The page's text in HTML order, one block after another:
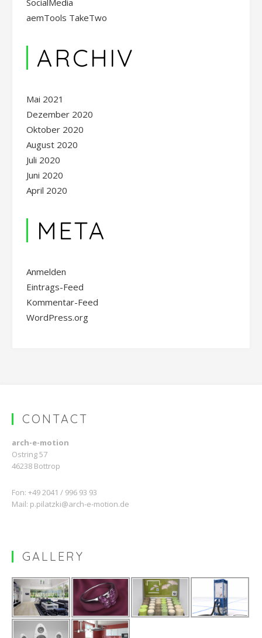
aemTools TakeTwo
ARCHIV
Mai 2021
Dezember 2020
Oktober 2020
August 2020
Juli 2020
Juni 2020
April 2020
META
Anmelden
Eintrags-Feed
Kommentar-Feed
WordPress.org
CONTACT
arch-e-motion
Ostring 57
46238 Bottrop
Fon: +49 2041 / 996 93 93
Mail: p.pilatzki@arch-e-motion.de
GALLERY